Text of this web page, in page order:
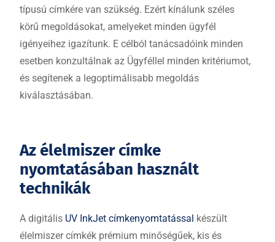
típusú címkére van szükség. Ezért kínálunk széles
körű megoldásokat, amelyeket minden ügyfél
igényeihez igazítunk. E célból tanácsadóink minden
esetben konzultálnak az Ügyféllel minden kritériumot,
és segítenek a legoptimálisabb megoldás
kiválasztásában.
Az élelmiszer címke
nyomtatásában használt
technikák
A digitális UV InkJet címkenyomtatással készült
élelmiszer címkék prémium minőségűek, kis és